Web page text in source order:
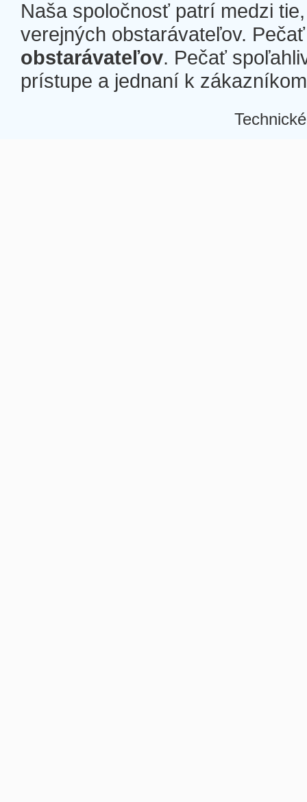
Naša spoločnosť patrí medzi
verejných obstarávateľov.
obstarávateľov. Pečať
prístupe a jednaní k